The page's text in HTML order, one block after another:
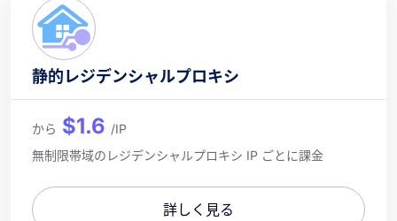
静的レジデンシャルプロキシ
から $1.6 /IP
無制限帯域のレジデンシャルプロキシ IP ごとに課金
詳しく見る